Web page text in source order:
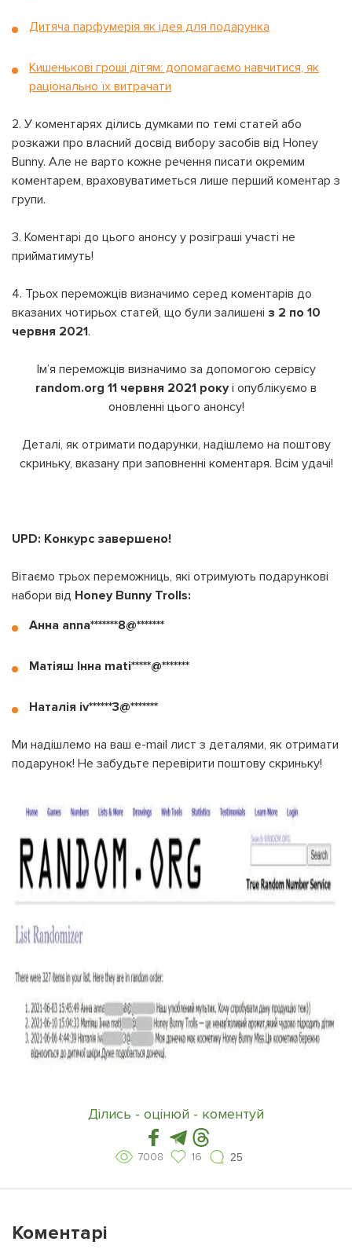
Дитяча парфумерія як ідея для подарунка
Кишенькові гроші дітям: допомагаємо навчитися, як
раціонально їх витрачати
2. У коментарях ділись думками по темі статей або
розкажи про власний досвід вибору засобів від Honey
Bunny. Але не варто кожне речення писати окремим
коментарем, враховуватиметься лише перший коментар з
групи.
3. Коментарі до цього анонсу у розіграші участі не
прийматимуть!
4. Трьох переможців визначимо серед коментарів до
вказаних чотирьох статей, що були залишені з 2 по 10
червня 2021.
Ім’я переможців визначимо за допомогою сервісу
random.org 11 червня 2021 року і опублікуємо в
оновленні цього анонсу!
Деталі, як отримати подарунки, надішлемо на поштову
скриньку, вказану при заповненні коментаря. Всім удачі!
UPD: Конкурс завершено!
Вітаємо трьох переможниць, які отримують подарункові
набори від Honey Bunny Trolls:
Анна anna*******8@*******
Матіяш Інна mati*****@*******
Наталія iv******3@*******
Ми надішлемо на ваш e-mail лист з деталями, як отримати
подарунок! Не забудьте перевірити поштову скриньку!
Ділись - оцінюй - коментуй
7008 16 25
Коментарі
Ім'я користувача:
Номер картки лояльності:
Бонусів на рахунку:
Кешбек-бонусів на
рахунку:
Авторизація
ЗАРЕЄСТРУВАТИСЯ
УВІЙТИ ЗА ДОПОМОГОЮ
На вашому рахункубонусів
Бажаю перерахувати:
ПОВЕРНУТИСЯ ПЕРЕРАХУВАТИ
ПОВЕРНУТИСЯ